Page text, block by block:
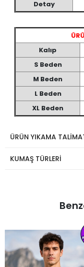
Detay
Kalıp
S Beden
M Beden
L Beden
XL Beden
ÜRÜN YIKAMA
KUMAŞ TÜRLERİ